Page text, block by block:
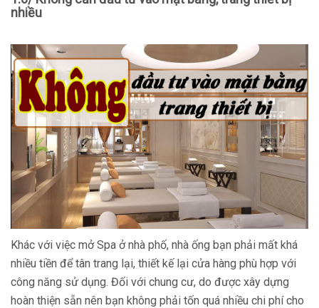
nhiều
Khác với việc mở Spa ở nhà phố, nhà ống bạn phải mất khá
nhiều tiền để tân trang lại, thiết kế lại cửa hàng phù hợp với
công năng sử dụng. Đối với chung cư, do được xây dựng
hoàn thiện sẵn nên bạn không phải tốn quá nhiều chi phí cho